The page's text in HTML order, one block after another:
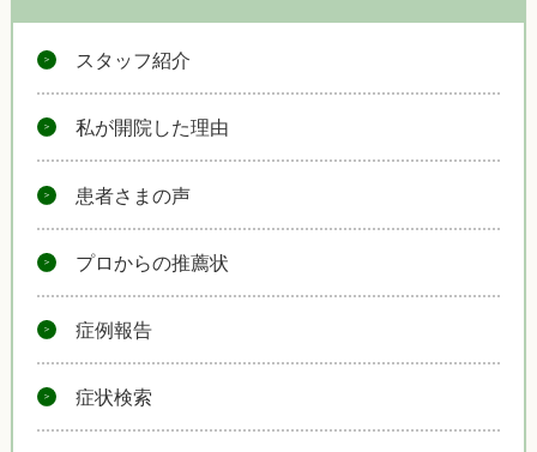
スタッフ紹介
私が開院した理由
患者さまの声
プロからの推薦状
症例報告
症状検索